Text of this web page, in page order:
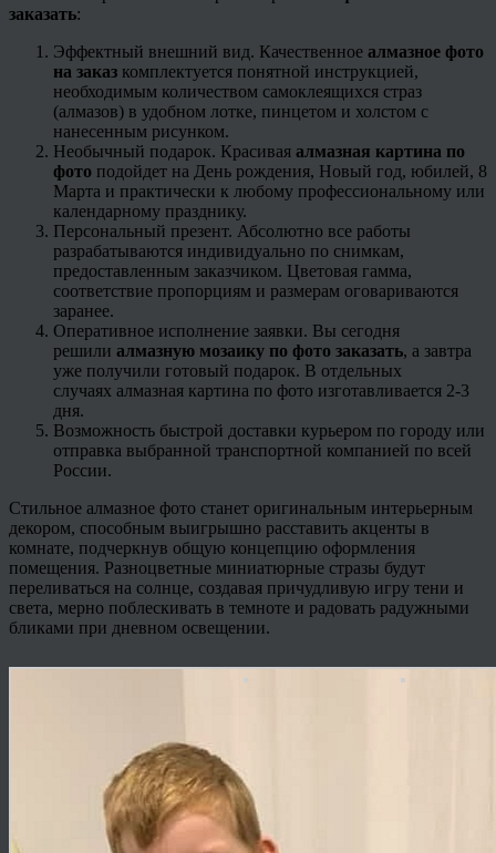
заказать:
Эффектный внешний вид. Качественное алмазное фото
на заказ комплектуется понятной инструкцией,
необходимым количеством самоклеящихся страз
(алмазов) в удобном лотке, пинцетом и холстом с
нанесенным рисунком.
Необычный подарок. Красивая алмазная картина по
фото подойдет на День рождения, Новый год, юбилей, 8
Марта и практически к любому профессиональному или
календарному празднику.
Персональный презент. Абсолютно все работы
разрабатываются индивидуально по снимкам,
предоставленным заказчиком. Цветовая гамма,
соответствие пропорциям и размерам оговариваются
заранее.
Оперативное исполнение заявки. Вы сегодня
решили алмазную мозаику по фото заказать, а завтра
уже получили готовый подарок. В отдельных
случаях алмазная картина по фото изготавливается 2-3
дня.
Возможность быстрой доставки курьером по городу или
отправка выбранной транспортной компанией по всей
России.
Стильное алмазное фото станет оригинальным интерьерным
декором, способным выигрышно расставить акценты в
комнате, подчеркнув общую концепцию оформления
помещения. Разноцветные миниатюрные стразы будут
переливаться на солнце, создавая причудливую игру тени и
света, мерно поблескивать в темноте и радовать радужными
бликами при дневном освещении.